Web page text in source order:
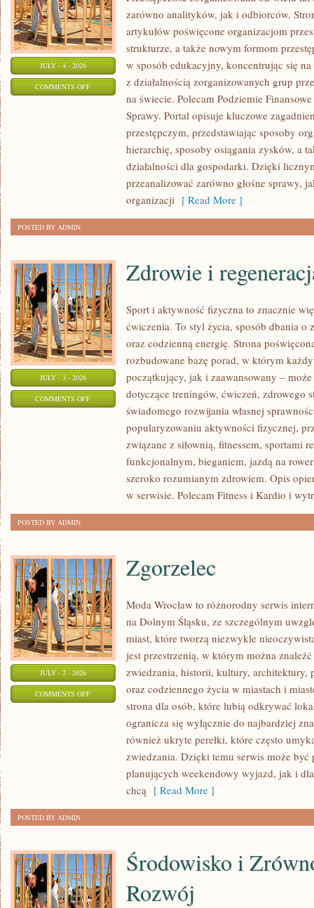
JULY - 4 - 2026
COMMENTS OFFON
NARKOTYKOWE
zarówno analityków, jak i odbiorców.
artykułów poświęcone organizacjom
strukturze, a także nowym formom
w sposób edukacyjny, koncentrując się
z działalnością zorganizowanych grup
na świecie. Polecam Podziemie
Sprawy. Portal opisuje kluczowe
przestępczym, przedstawiając sposoby
hierarchię, sposoby osiągania zysków, a
działalności dla gospodarki. Dzięki
przeanalizować zarówno głośne sprawy,
organizacji [ Read More ]
POSTED BY ADMIN
JULY - 3 - 2026
COMMENTS OFFON
REGENERACJA
Zdrowie i
Sport i aktywność fizyczna to znacznie
ćwiczenia. To styl życia, sposób dbania o
oraz codzienną energię. Strona
rozbudowane bazę porad, w którym
początkujący, jak i zaawansowany –
dotyczące treningów, ćwiczeń, zdrowego
świadomego rozwijania własnej
popularyzowaniu aktywności fizycznej,
związane z siłownią, fitnessem, sportami
funkcjonalnym, bieganiem, jazdą na
szeroko rozumianym zdrowiem. Opis
w serwisie. Polecam Fitness i Kardio i
POSTED BY ADMIN
JULY - 2 - 2026
COMMENTS OFFON
ZGORZELEC
Zgorzelec
Moda Wrocław to różnorodny serwis
na Dolnym Śląsku, ze szczególnym
miast, które tworzą niezwykle
jest przestrzenią, w którym można
zwiedzania, historii, kultury, architektury,
oraz codziennego życia w miastach i
strona dla osób, które lubią odkrywać
ogranicza się wyłącznie do najbardziej
również ukryte perełki, które często
zwiedzania. Dzięki temu serwis może
planujących weekendowy wyjazd, jak i
chcą [ Read More ]
POSTED BY ADMIN
Środowisko i
Rozwój